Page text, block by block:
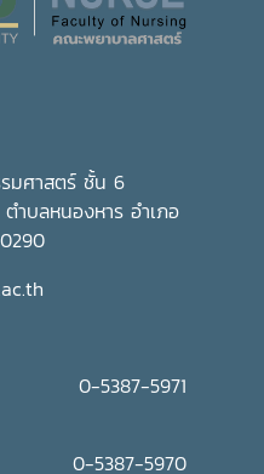
รมศาสตร์ ชั้น 6
ำบลหนองหาร อำเภอ
0-5387-5971
0-5387-5970